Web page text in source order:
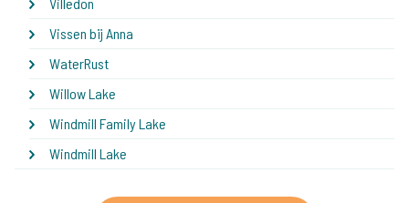
Vissen bij Anna
WaterRust
Willow Lake
Windmill Family Lake
Windmill Lake